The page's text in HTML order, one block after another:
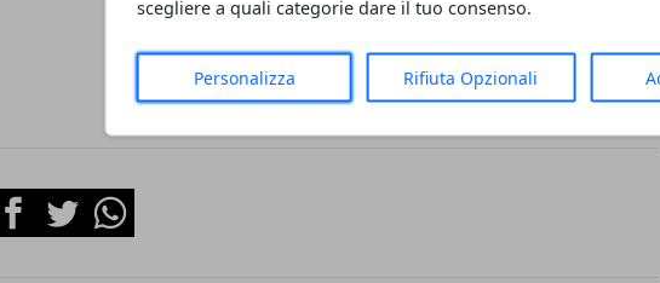
scegliere a quali categorie dare il tuo consenso.
Personalizza Rifiuta Opzionali
FacebookTwitterWhatsapp